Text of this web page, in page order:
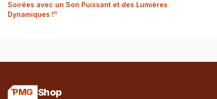
Soirées avec un Son Puissant et des Lumières
Dynamiques !"
PMG Shop